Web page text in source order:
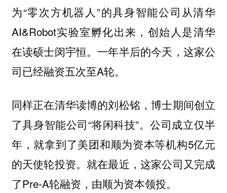
为“零次方机器人”的具身智能公司从清华
AI&Robot实验室孵化出来，创始人是清华
在读硕士闵宇恒。一年半后的今天，这家公
司已经融资五次至A轮。
同样正在清华读博的刘松铭，博士期间创立
了具身智能公司“将闲科技”。公司成立仅半
年，就拿到了美团和顺为资本等机构5亿元
的天使轮投资。就在最近，这家公司又完成
了Pre-A轮融资，由顺为资本领投。